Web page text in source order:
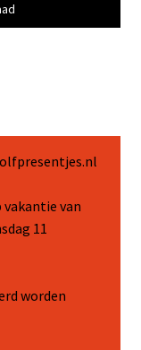
van
11
worden